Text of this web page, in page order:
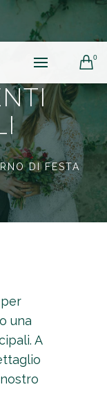
0
DI FESTA
per
una
A